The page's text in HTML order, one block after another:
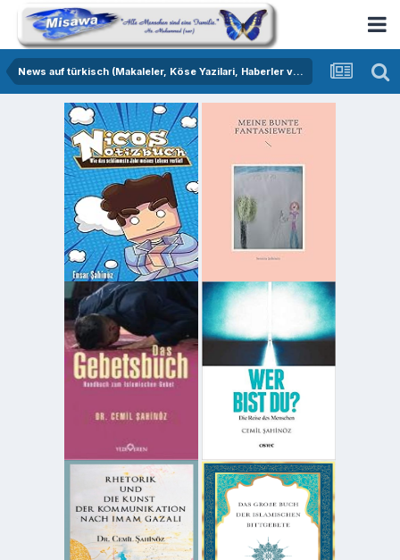
News auf türkisch (Makaleler, Köse Yazilari, Haberler vs.)